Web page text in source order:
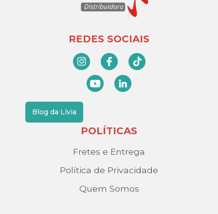
REDES SOCIAIS
Blog da Lívia
POLÍTICAS
Fretes e Entrega
Política de Privacidade
Quem Somos